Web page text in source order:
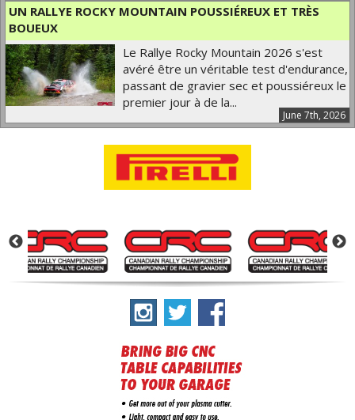
UN RALLYE ROCKY MOUNTAIN POUSSIÉREUX ET TRÈS
BOUEUX
June 7th, 2026
Le Rallye Rocky Mountain 2026 s'est
avéré être un véritable test d'endurance,
passant de gravier sec et poussiéreux le
premier jour à de la...